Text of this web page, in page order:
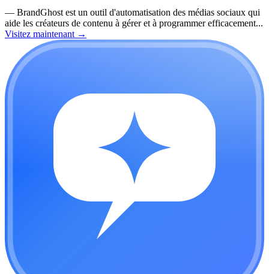
— BrandGhost est un outil d'automatisation des médias sociaux qui
aide les créateurs de contenu à gérer et à programmer efficacement...
Visitez maintenant →